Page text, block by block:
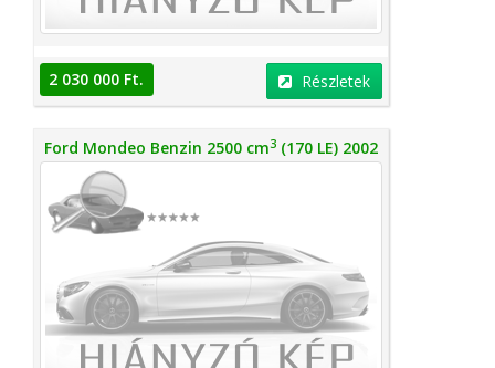
2 030 000 Ft. Részletek
Ford Mondeo Benzin 2500 cm3 (170 LE) 2002